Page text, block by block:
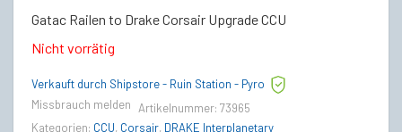
Gatac Railen to Drake Corsair Upgrade CCU
Nicht vorrätig
Verkauft durch Shipstore - Ruin Station - Pyro
Missbrauch melden
Artikelnummer: 73965
Kategorien: CCU, Corsair, DRAKE Interplanetary